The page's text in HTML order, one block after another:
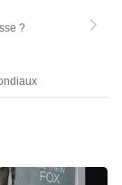
?